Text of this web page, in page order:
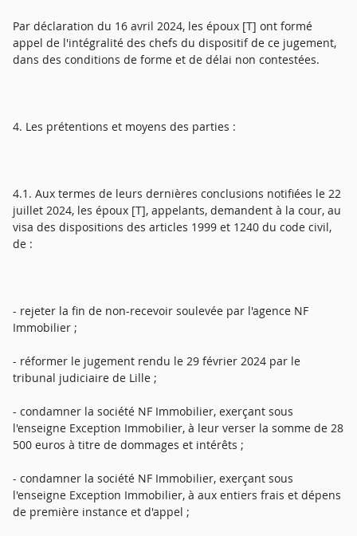
Par déclaration du 16 avril 2024, les époux [T] ont formé
appel de l'intégralité des chefs du dispositif de ce jugement,
dans des conditions de forme et de délai non contestées.
4. Les prétentions et moyens des parties :
4.1. Aux termes de leurs dernières conclusions notifiées le 22
juillet 2024, les époux [T], appelants, demandent à la cour, au
visa des dispositions des articles 1999 et 1240 du code civil,
de :
- rejeter la fin de non-recevoir soulevée par l'agence NF
Immobilier ;
- réformer le jugement rendu le 29 février 2024 par le
tribunal judiciaire de Lille ;
- condamner la société NF Immobilier, exerçant sous
l'enseigne Exception Immobilier, à leur verser la somme de 28
500 euros à titre de dommages et intérêts ;
- condamner la société NF Immobilier, exerçant sous
l'enseigne Exception Immobilier, à aux entiers frais et dépens
de première instance et d'appel ;